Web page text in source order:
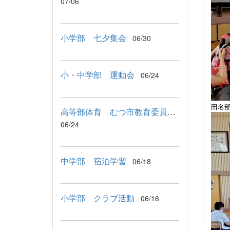
田名
小学部 七夕集会 06/30
小・中学部 運動会 06/24
高等部体育 むつ市教育委員会教育長来校
06/24
中学部 宿泊学習 06/18
小学部 クラブ活動 06/16